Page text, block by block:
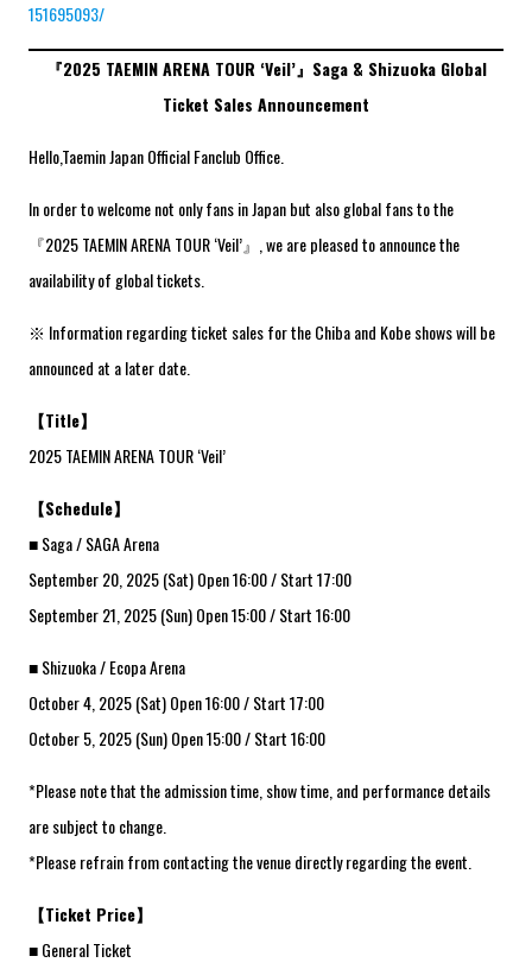
151695093/
『2025 TAEMIN ARENA TOUR ‘Veil’』Saga & Shizuoka Global
Ticket Sales Announcement
Hello,Taemin Japan Official Fanclub Office.
In order to welcome not only fans in Japan but also global fans to the
『2025 TAEMIN ARENA TOUR ‘Veil’』, we are pleased to announce the
availability of global tickets.
※ Information regarding ticket sales for the Chiba and Kobe shows will be
announced at a later date.
【Title】
2025 TAEMIN ARENA TOUR ‘Veil’
【Schedule】
■ Saga / SAGA Arena
September 20, 2025 (Sat) Open 16:00 / Start 17:00
September 21, 2025 (Sun) Open 15:00 / Start 16:00
■ Shizuoka / Ecopa Arena
October 4, 2025 (Sat) Open 16:00 / Start 17:00
October 5, 2025 (Sun) Open 15:00 / Start 16:00
*Please note that the admission time, show time, and performance details
are subject to change.
*Please refrain from contacting the venue directly regarding the event.
【Ticket Price】
■ General Ticket